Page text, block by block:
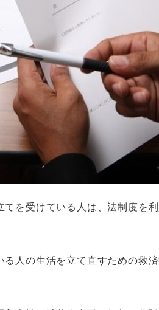
を受けている人は、法制度を
人の生活を立て直すための救済